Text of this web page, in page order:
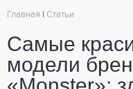
Главная Статьи
Самые
модели